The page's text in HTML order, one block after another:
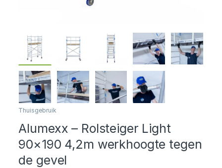
Thuisgebruik
Alumexx – Rolsteiger Light
90×190 4,2m werkhoogte tegen
de gevel